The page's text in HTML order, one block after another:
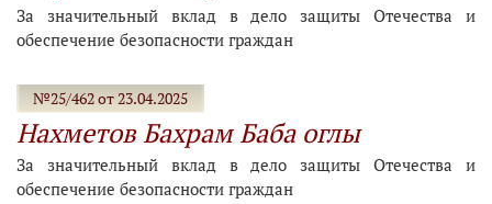
За значительный вклад в дело защиты Отечества и
обеспечение безопасности граждан
№25/462 от 23.04.2025
Нахметов Бахрам Баба оглы
За значительный вклад в дело защиты Отечества и
обеспечение безопасности граждан